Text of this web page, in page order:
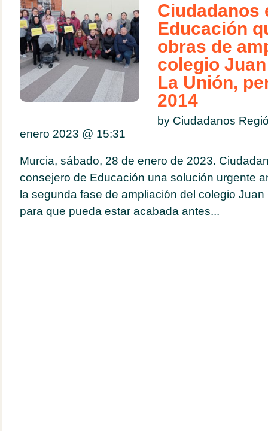
Ciudadanos
Educación
obras de
colegio
La Unión,
2014
by Ciudadanos
enero 2023 @ 15:31
Murcia, sábado, 28 de enero de 2023.
consejero de Educación una solución urgente
la segunda fase de ampliación del colegio
para que pueda estar acabada antes...